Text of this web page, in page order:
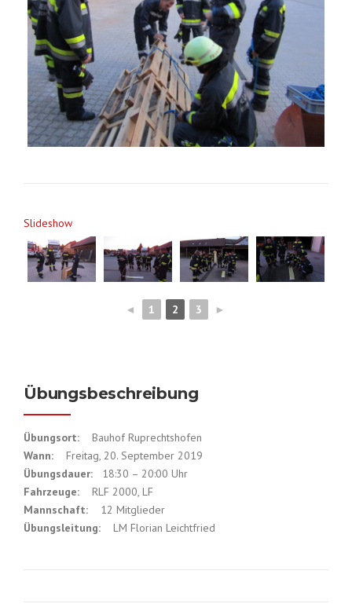
Slideshow
◄ 1 2 3 ►
Übungsbeschreibung
Übungsort: Bauhof Ruprechtshofen
Wann: Freitag, 20. September 2019
Übungsdauer: 18:30 – 20:00 Uhr
Fahrzeuge: RLF 2000, LF
Mannschaft: 12 Mitglieder
Übungsleitung: LM Florian Leichtfried